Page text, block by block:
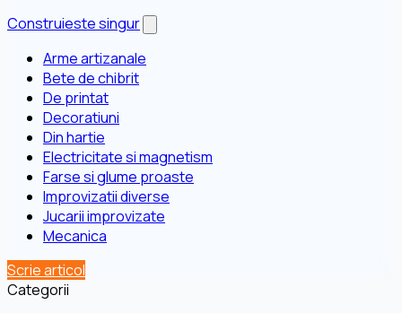
Construieste singur
Arme artizanale
Bete de chibrit
De printat
Decoratiuni
Din hartie
Electricitate si magnetism
Farse si glume proaste
Improvizatii diverse
Jucarii improvizate
Mecanica
Scrie articol
Categorii